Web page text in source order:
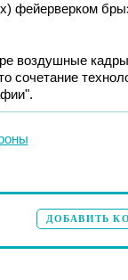
фейерверком
воздушные
сочетание
ДОБАВИТЬ